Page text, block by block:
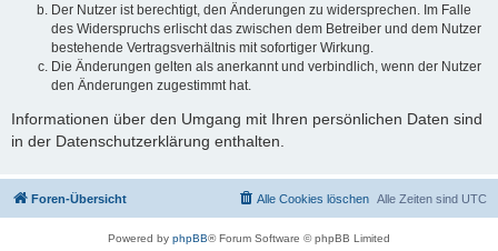
Der Nutzer ist berechtigt, den Änderungen zu widersprechen. Im Falle
des Widerspruchs erlischt das zwischen dem Betreiber und dem Nutzer
bestehende Vertragsverhältnis mit sofortiger Wirkung.
Die Änderungen gelten als anerkannt und verbindlich, wenn der Nutzer
den Änderungen zugestimmt hat.
Informationen über den Umgang mit Ihren persönlichen Daten sind
in der Datenschutzerklärung enthalten.
Foren-Übersicht Alle Zeiten sind UTC
Alle Cookies löschen
Powered by phpBB® Forum Software © phpBB Limited